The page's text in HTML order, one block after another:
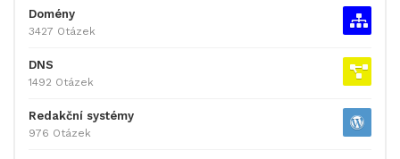
Domény
3427 Otázek
DNS
1492 Otázek
Redakční systémy
976 Otázek